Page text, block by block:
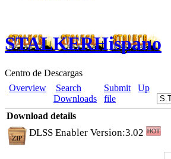
STALKERHispano
Centro de Descargas
Overview
Search
Downloads
Submit
file
Up
Download details
DLSS Enabler Version:3.02